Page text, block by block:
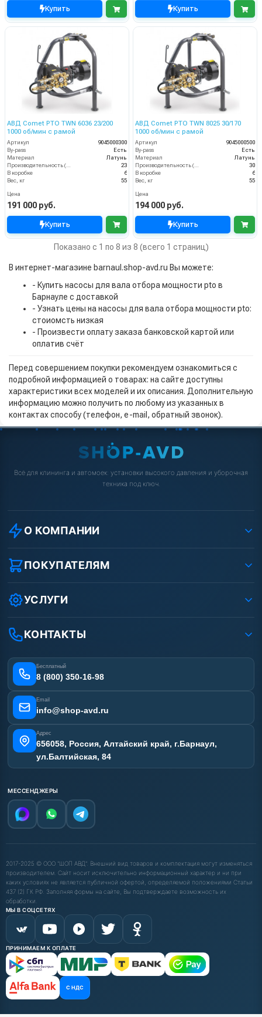
Купить Купить
АВД Comet PTO TWN 6036 23/200
1000 об/мин с рамой
Артикул
9045000300
By-pass
Есть
Материал
Латунь
23
В коробке
6
Вес, кг
55
Цена
191 000 руб.
Купить
АВД Comet PTO TWN 8025 30/170
1000 об/мин с рамой
Артикул
9045000500
By-pass
Есть
Материал
Латунь
30
В коробке
6
Вес, кг
55
Цена
194 000 руб.
Купить
Показано с 1 по 8 из 8 (всего 1 страниц)
В интернет-магазине barnaul.shop-avd.ru Вы можете:
- Купить насосы для вала отбора мощности pto в
Барнауле с доставкой
- Узнать цены на насосы для вала отбора мощности pto:
стоиомсть низкая
- Произвести оплату заказа банковской картой или
оплатив счёт
Перед совершением покупки рекомендуем ознакомиться с
подробной информацией о товарах: на сайте доступны
характеристики всех моделей и их описания. Дополнительную
информацию можно получить по любому из указанных в
контактах способу (телефон, e-mail, обратный звонок).
Всё для клининга и автомоек: установки высокого давления и уборочная
техника под ключ.
О КОМПАНИИ
О компании
Реквизиты ООО «Шоп АВД»
Защита данных клиента
Условия соглашения
Вакансии
Статьи
ПОКУПАТЕЛЯМ
Как заказать?
Оплата
Доставка
Лизинг
Получить скидку
УСЛУГИ
Ремонт АВД
Сертификаты
Наши работы
Отзывы наших клиентов
Карта сайта
КОНТАКТЫ
Бесплатный
8 (800) 350-16-98
Email
info@shop-avd.ru
Адрес
656058, Россия, Алтайский край, г.Барнаул,
ул.Балтийская, 84
МЕССЕНДЖЕРЫ
2017-2025 © ООО "ШОП АВД". Внешний вид товаров и комплектация могут изменяться
производителем. Сайт носит исключительно информационный характер и ни при
каких условиях не является публичной офертой, определяемой положениями Статьи
437 (2) ГК РФ. Заполняя формы на сайте, Вы подтверждаете возможность их
обработки.
МЫ В СОЦСЕТЯХ
ПРИНИМАЕМ К ОПЛАТЕ
С НДС